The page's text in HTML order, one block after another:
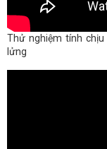
Thử nghiệm tính
lửng